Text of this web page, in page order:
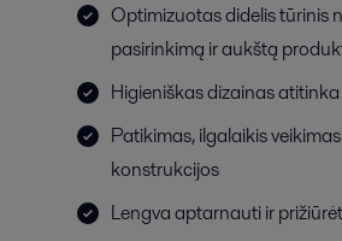
Optimizuotas didelis tūrinis
pasirinkimą ir aukštą
Higieniškas dizainas
Patikimas, ilgalaikis
konstrukcijos
Lengva aptarnauti ir